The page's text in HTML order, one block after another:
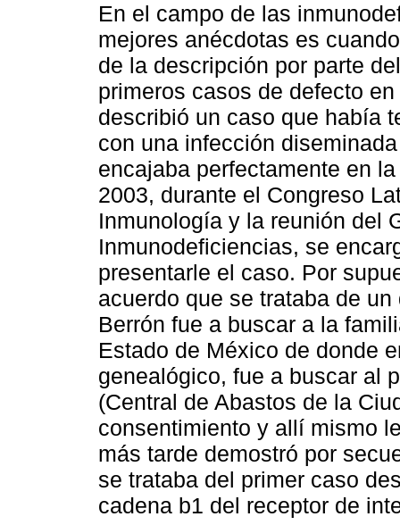
En el campo de las
mejores anécdotas es
de la descripción por parte
primeros casos de defecto
describió un caso que había
con una infección
encajaba perfectamente en
2003, durante el Congreso
Inmunología y la reunión del
Inmunodeficiencias, se
presentarle el caso. Por
acuerdo que se trataba de
Berrón fue a buscar a la
Estado de México de donde
genealógico, fue a buscar al
(Central de Abastos de la
consentimiento y allí mismo
más tarde demostró por
se trataba del primer caso
cadena b1 del receptor de